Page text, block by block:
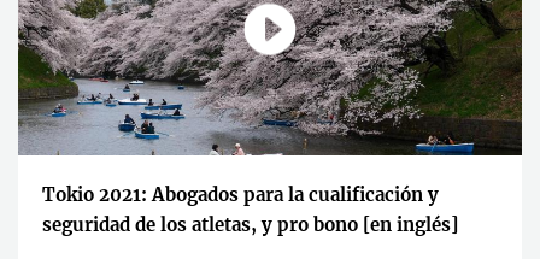
Tokio 2021: Abogados para la cualificación y
seguridad de los atletas, y pro bono [en inglés]